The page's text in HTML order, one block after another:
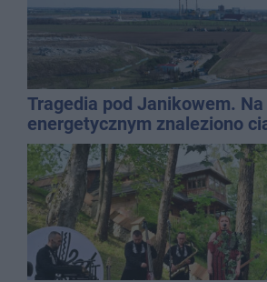
Tragedia pod Janikowem. Na
energetycznym znaleziono
mężczyzny